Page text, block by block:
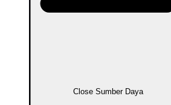
Close Sumber Daya